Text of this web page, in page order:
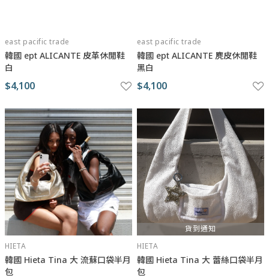
east pacific trade
韓國 ept ALICANTE 皮革休閒鞋
白
$4,100
east pacific trade
韓國 ept ALICANTE 麂皮休閒鞋
黑白
$4,100
HIETA
韓國 Hieta Tina 大 流蘇口袋半月
包
貨到通知
HIETA
韓國 Hieta Tina 大 蕾絲口袋半月
包